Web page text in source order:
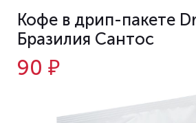
Кофе в дрип-пакете
Бразилия Сантос
90 ₽